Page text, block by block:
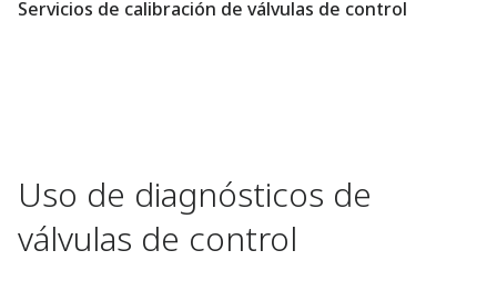
Servicios de calibración de válvulas de control
Uso de diagnósticos de
válvulas de control